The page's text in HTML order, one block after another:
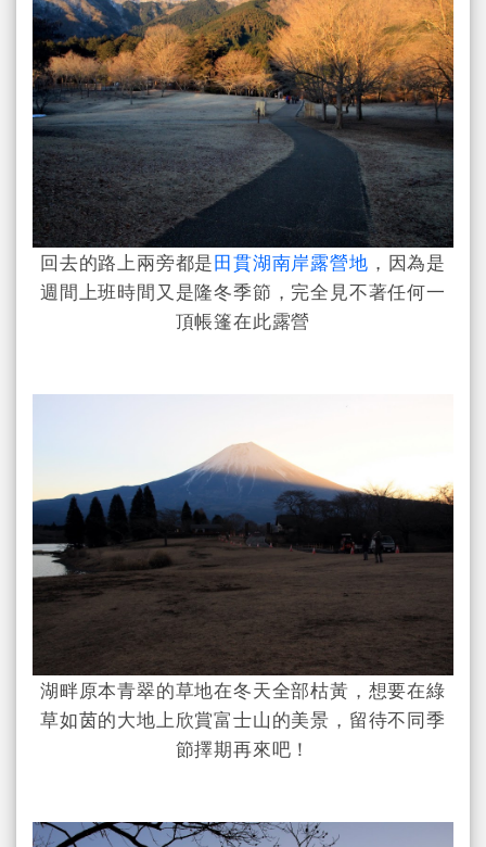
回去的路上兩旁都是田貫湖南岸露營地 ，因為是
週間上班時間又是隆冬季節，完全見不著任何一
頂帳篷在此露營
湖畔原本青翠的草地在冬天全部枯黃，想要在綠
草如茵的大地上欣賞富士山的美景，留待不同季
節擇期再來吧！